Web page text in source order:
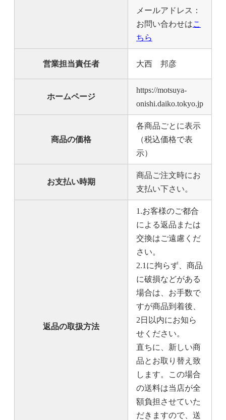
メールアドレス：
お問い合わせはこ
ちら
営業担当責任者 大西 邦彦
ホームページ
https://motsuya-
onishi.daiko.tokyo.jp
商品の価格
各商品ごとに表示
（税込価格で表
示）
お支払い時期
商品ご注文時にお
支払い下さい。
返品の取扱方法
1.お客様のご都合
による返品または
交換はご遠慮くだ
さい。
2.1に拘らず、商品
に破損などがある
場合は、お手数で
すが商品到着後、
2日以内にお知ら
せください。
直ちに、新しい商
品とお取り替え致
します。この場合
の送料は当店が全
額負担させていた
だきますので、送